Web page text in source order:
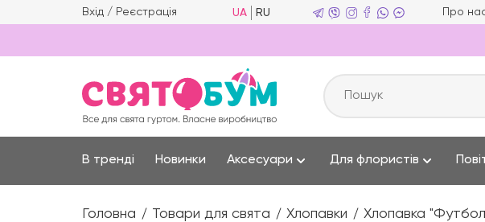
Вхід / Реєстрація UA RU Про
В тренді Новинки Аксесуари Для флористів
Головна Товари для свята Хлопавки Хлопавка